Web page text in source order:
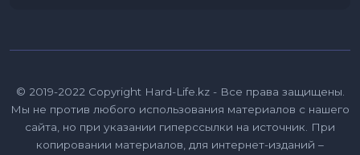
© 2019-2022 Copyright Hard-Life.kz - Все права защищены.
Мы не против любого использования материалов с нашего
сайта, но при указании гиперссылки на источник. При
копировании материалов, для интернет-изданий –